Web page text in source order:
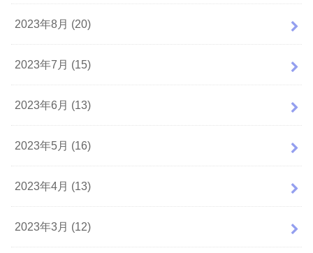
2023年8月 (20)
2023年7月 (15)
2023年6月 (13)
2023年5月 (16)
2023年4月 (13)
2023年3月 (12)